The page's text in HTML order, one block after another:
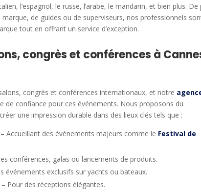
l’espagnol, le russe, l’arabe, le mandarin, et bien plus. De
marque, de guides ou de superviseurs, nos professionnels
tout en offrant un service d’exception.
congrès et conférences à
congrès et conférences internationaux, et notre
de confiance pour ces événements. Nous proposons du
une impression durable dans des lieux clés tels que :
– Accueillant des événements majeurs comme le Festival de
conférences, galas ou lancements de produits.
événements exclusifs sur yachts ou bateaux.
– Pour des réceptions élégantes.